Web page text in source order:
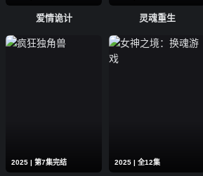
爱情诡计 灵魂重生
2025 | 第7集完结 2025 | 全12集